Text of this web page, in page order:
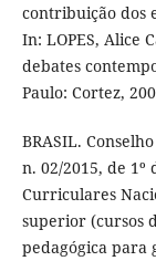
contribuição dos
In: LOPES, Alice
debates
Paulo: Cortez,
BRASIL.
n. 02/2015, de
Curriculares
superior (cursos
pedagógica para